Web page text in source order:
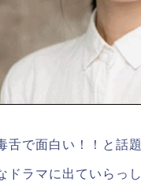
舌で面白い！！と
ドラマに出ていらっ